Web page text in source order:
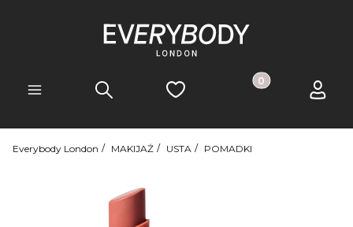
Menu Szukaj Ulubione Produkty w
Koszyk Zaloguj
Everybody London MAKIJAŻ USTA POMADKI